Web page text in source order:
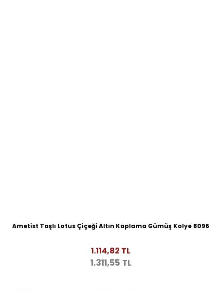
Ametist Taşlı Lotus Çiçeği Altın Kaplama Gümüş Kolye 8096
1.114,82 TL
1.311,55 TL